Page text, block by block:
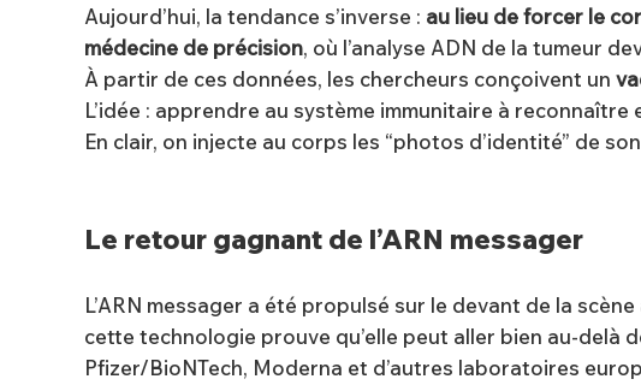
Aujourd’hui, la tendance s’inverse : au lieu de forcer le
médecine de précision, où l’analyse ADN de la tumeur
À partir de ces données, les chercheurs conçoivent un
L’idée : apprendre au système immunitaire à
En clair, on injecte au corps les “photos d’identité” de
Le retour gagnant de l’ARN messager
L’ARN messager a été propulsé sur le devant de la
cette technologie prouve qu’elle peut aller bien au-delà
Pfizer/BioNTech, Moderna et d’autres laboratoires